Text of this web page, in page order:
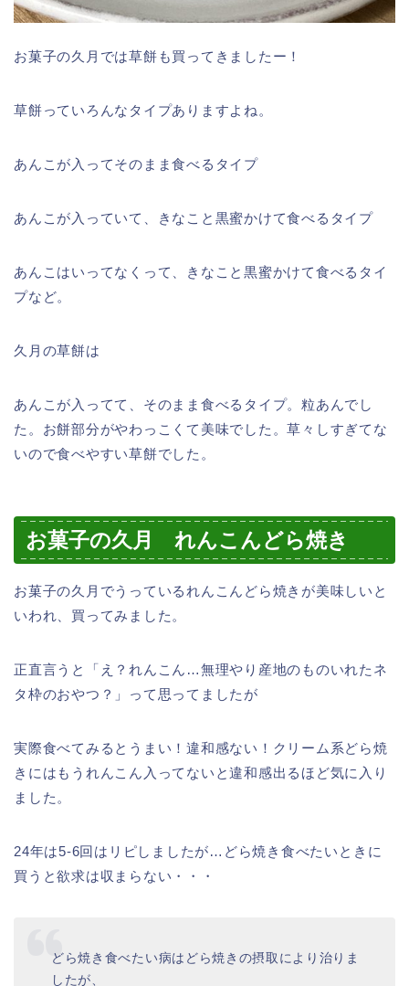
お菓子の久月では草餅も買ってきましたー！
草餅っていろんなタイプありますよね。
あんこが入ってそのまま食べるタイプ
あんこが入っていて、きなこと黒蜜かけて食べるタイプ
あんこはいってなくって、きなこと黒蜜かけて食べるタイ
プなど。
久月の草餅は
あんこが入ってて、そのまま食べるタイプ。粒あんでし
た。お餅部分がやわっこくて美味でした。草々しすぎてな
いので食べやすい草餅でした。
お菓子の久月 れんこんどら焼き
お菓子の久月でうっているれんこんどら焼きが美味しいと
いわれ、買ってみました。
正直言うと「え？れんこん…無理やり産地のものいれたネ
タ枠のおやつ？」って思ってましたが
実際食べてみるとうまい！違和感ない！クリーム系どら焼
きにはもうれんこん入ってないと違和感出るほど気に入り
ました。
24年は5-6回はリピしましたが…どら焼き食べたいときに
買うと欲求は収まらない・・・
どら焼き食べたい病はどら焼きの摂取により治りま
したが、